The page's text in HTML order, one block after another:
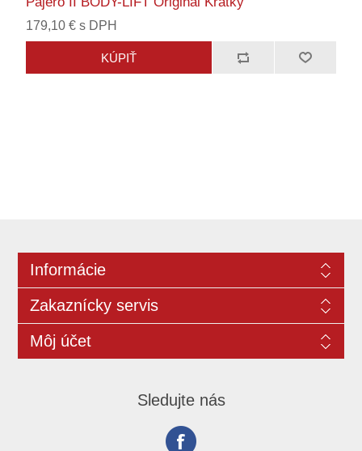
179,10 € s DPH
Informácie
Zakaznícky servis
Môj účet
Sledujte nás